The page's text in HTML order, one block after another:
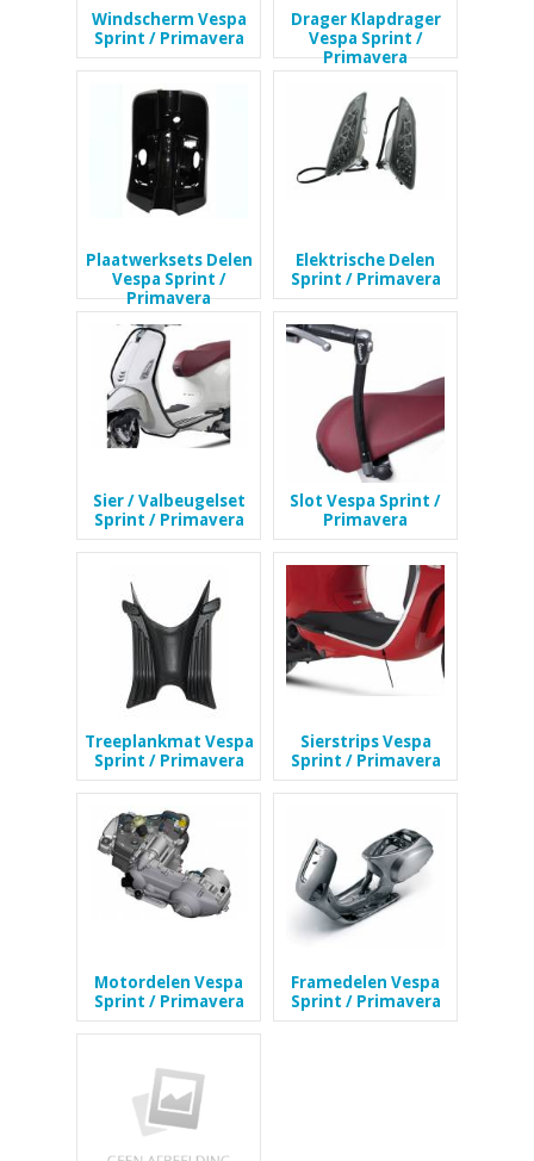
Windscherm Vespa
Sprint / Primavera
Drager Klapdrager
Vespa Sprint /
Primavera
Plaatwerksets Delen
Vespa Sprint /
Primavera
Elektrische Delen
Sprint / Primavera
Sier / Valbeugelset
Sprint / Primavera
Slot Vespa Sprint /
Primavera
Treeplankmat Vespa
Sprint / Primavera
Sierstrips Vespa
Sprint / Primavera
Motordelen Vespa
Sprint / Primavera
Framedelen Vespa
Sprint / Primavera